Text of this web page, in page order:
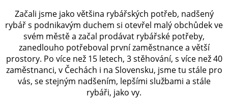
Začali jsme jako většina rybářských potřeb, nadšený
rybář s podnikavým duchem si otevřel malý obchůdek ve
svém městě a začal prodávat rybářské potřeby,
zanedlouho potřeboval první zaměstnance a větší
prostory. Po více než 15 letech, 3 stěhování, s více než 40
zaměstnanci, v Čechách i na Slovensku, jsme tu stále pro
vás, se stejným nadšením, lepšími službami a stále
rybáři, jako vy.